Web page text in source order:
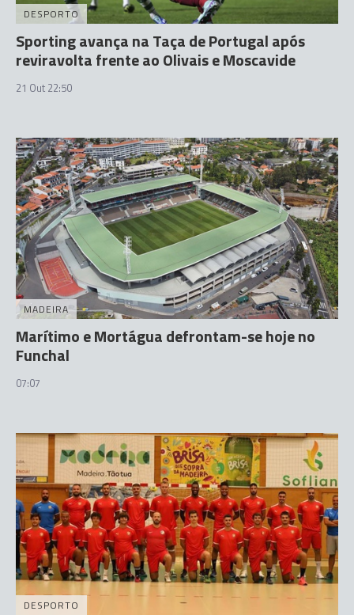
DESPORTO
Sporting avança na Taça de Portugal após
reviravolta frente ao Olivais e Moscavide
21 Out 22:50
MADEIRA
Marítimo e Mortágua defrontam-se hoje no
Funchal
07:07
DESPORTO